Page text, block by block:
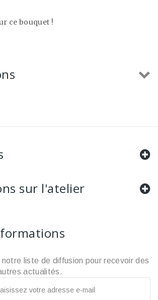
ce bouquet !
sur l'atelier
liste de diffusion pour recevoir des
actualités.